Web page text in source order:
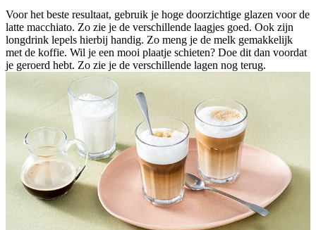
Voor het beste resultaat, gebruik je hoge doorzichtige glazen voor de
latte macchiato. Zo zie je de verschillende laagjes goed. Ook zijn
longdrink lepels hierbij handig. Zo meng je de melk gemakkelijk
met de koffie. Wil je een mooi plaatje schieten? Doe dit dan voordat
je geroerd hebt. Zo zie je de verschillende lagen nog terug.